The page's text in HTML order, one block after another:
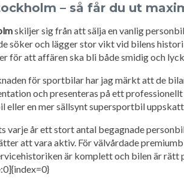
– så får du ut
skiljer sig från att sälja en vanlig
söker och lägger stor vikt vid bilens
för att affären ska bli både smidig och
för sportbilar har jag märkt att de
och presenteras på ett
eller en mer sällsynt supersportbil
varje år ett stort antal begagnade
att vara aktiv. För välvårdade
är komplett och bilen är rätt